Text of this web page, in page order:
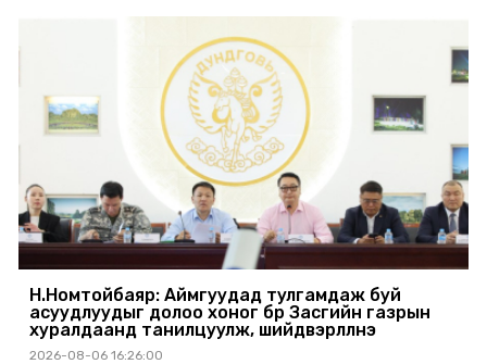
Н.Номтойбаяр: Аймгуудад тулгамдаж буй
асуудлуудыг долоо хоног бүр Засгийн газрын
хуралдаанд танилцуулж, шийдвэрлүүлнэ
2026-08-06 16:26:00